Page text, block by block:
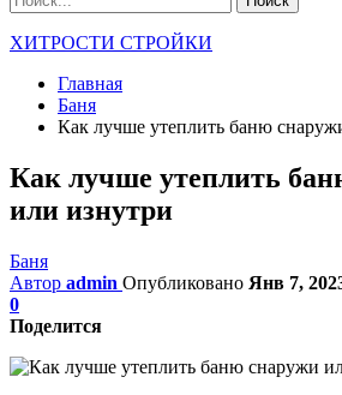
ХИТРОСТИ СТРОЙКИ
Главная
Баня
Как лучше утеплить баню
Как лучше утеплить
или изнутри
Баня
Автор admin Опубликовано Янв 7,
0
Поделится